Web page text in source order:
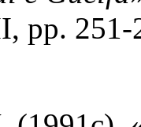
pp. 251-